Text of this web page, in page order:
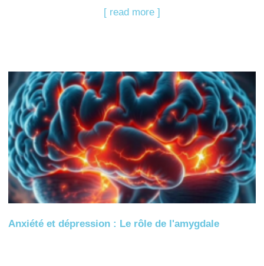
[ read more ]
Anxiété et dépression : Le rôle de l'amygdale